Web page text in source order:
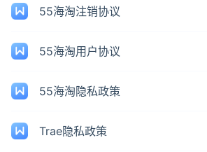
55海淘注销协议
55海淘用户协议
55海淘隐私政策
Trae隐私政策